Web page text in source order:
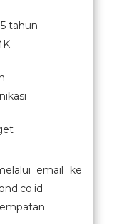
tahun
email ke